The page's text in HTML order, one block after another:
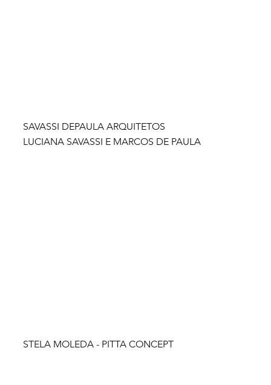
SAVASSI DEPAULA ARQUITETOS
LUCIANA SAVASSI E MARCOS DE PAULA
STELA MOLEDA - PITTA CONCEPT